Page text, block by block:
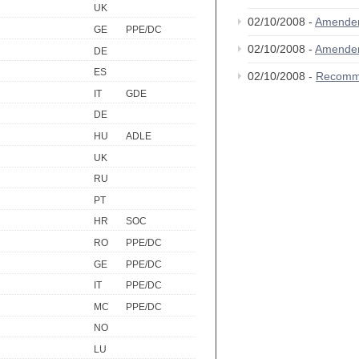
UK
GE
PPE/DC
DE
ES
IT
GDE
DE
HU
ADLE
UK
RU
PT
HR
SOC
RO
PPE/DC
GE
PPE/DC
IT
PPE/DC
MC
PPE/DC
NO
LU
02/10/2008 -
02/10/2008 -
02/10/2008 -